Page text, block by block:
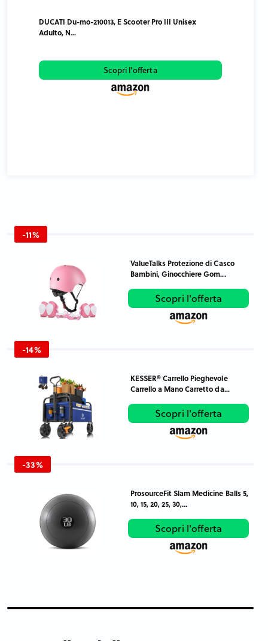
DUCATI Du-mo-210013, E Scooter Pro III Unisex
Adulto, N...
Scopri l'offerta
-11%
ValueTalks Protezione di Casco
Bambini, Ginocchiere Gom...
Scopri l'offerta
-14%
KESSER® Carrello Pieghevole
Carrello a Mano Carretto da...
Scopri l'offerta
-33%
ProsourceFit Slam Medicine Balls 5,
10, 15, 20, 25, 30,...
Scopri l'offerta